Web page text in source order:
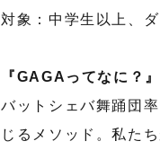
対象：中学生以上、
『GAGAってなに？』
バットシェバ舞踊団
じるメソッド。私た